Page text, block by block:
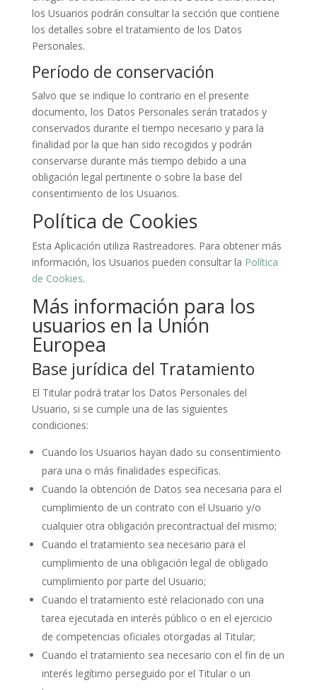
los Usuarios podrán consultar la sección que contiene
los detalles sobre el tratamiento de los Datos
Personales.
Período de conservación
Salvo que se indique lo contrario en el presente
documento, los Datos Personales serán tratados y
conservados durante el tiempo necesario y para la
finalidad por la que han sido recogidos y podrán
conservarse durante más tiempo debido a una
obligación legal pertinente o sobre la base del
consentimiento de los Usuarios.
Política de Cookies
Esta Aplicación utiliza Rastreadores. Para obtener más
información, los Usuarios pueden consultar la Política
de Cookies.
Más información para los
usuarios en la Unión
Europea
Base jurídica del Tratamiento
El Titular podrá tratar los Datos Personales del
Usuario, si se cumple una de las siguientes
condiciones:
Cuando los Usuarios hayan dado su consentimiento
para una o más finalidades específicas.
Cuando la obtención de Datos sea necesaria para el
cumplimiento de un contrato con el Usuario y/o
cualquier otra obligación precontractual del mismo;
Cuando el tratamiento sea necesario para el
cumplimiento de una obligación legal de obligado
cumplimiento por parte del Usuario;
Cuando el tratamiento esté relacionado con una
tarea ejecutada en interés público o en el ejercicio
de competencias oficiales otorgadas al Titular;
Cuando el tratamiento sea necesario con el fin de un
interés legítimo perseguido por el Titular o un